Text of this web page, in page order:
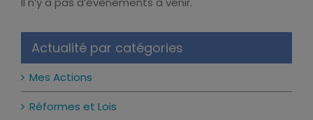
Notice
Actualité par catégories
Mes Actions
Réformes et Lois